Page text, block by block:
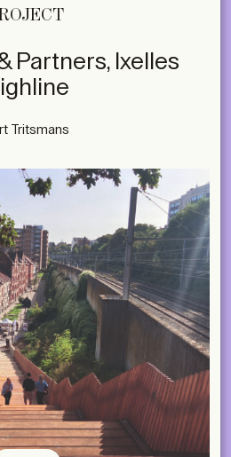
Partners, Ixelles
Tritsmans